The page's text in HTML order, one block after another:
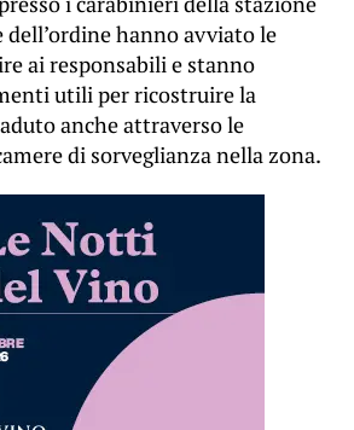
dell’ordine hanno avviato le
ai responsabili e stanno
utili per ricostruire la
anche attraverso le
di sorveglianza nella zona.